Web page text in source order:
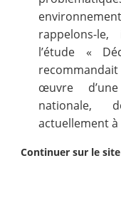
rappelons-
l’étude «
œuvre
nationale,
actuellement à
Continuer sur le